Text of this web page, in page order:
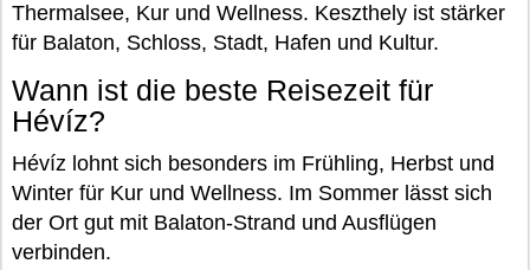
Thermalsee, Kur und Wellness. Keszthely ist stärker
für Balaton, Schloss, Stadt, Hafen und Kultur.
Wann ist die beste Reisezeit für
Hévíz?
Hévíz lohnt sich besonders im Frühling, Herbst und
Winter für Kur und Wellness. Im Sommer lässt sich
der Ort gut mit Balaton-Strand und Ausflügen
verbinden.